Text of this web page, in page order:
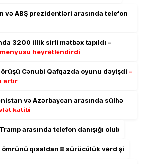
və ABŞ prezidentləri arasında telefon
3200 illik sirli mətbəx tapıldı –
heyrətləndirdi
Cənubi Qafqazda oyunu dəyişdi –
artır
və Azərbaycan arasında sülhə
katibi
arasında telefon danışığı olub
ömrünü qısaldan 8 sürücülük vərdişi